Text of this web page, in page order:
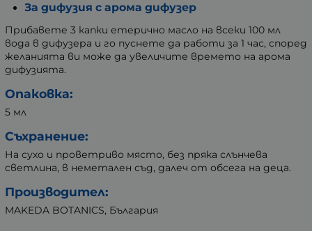
За дифузия с арома дифузер
Прибавете 3 капки етерично масло на всеки 100 мл
вода в дифузера и го пуснете да работи за 1 час, според
желанията ви може да увеличите времето на арома
дифузията.
Опаковка:
5 мл
Съхранение:
На сухо и проветриво място, без пряка слънчева
светлина, в неметален съд, далеч от обсега на деца.
Производител:
MAKEDA BOTANICS, България